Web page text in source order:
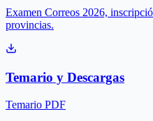
Examen Correos 2026,
provincias.
Temario y Descargas
Temario PDF